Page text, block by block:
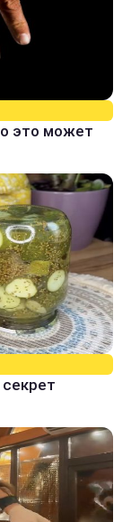
это может